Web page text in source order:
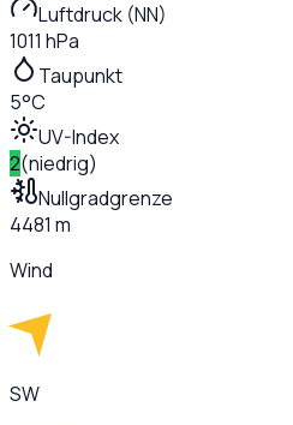
Luftdruck (NN)
1011 hPa
Taupunkt
5°C
UV-Index
2(niedrig)
Nullgradgrenze
4481 m
Wind
SW